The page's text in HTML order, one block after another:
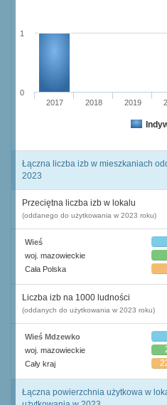
2017 2018 2019
0
1
Łączna liczba izb w mieszkaniach
2023
Przeciętna liczba izb w lokalu
(oddanego do użytkowania w 2023 roku)
Wieś
woj. mazowieckie
Cała Polska
Liczba izb na 1000 ludności
(oddanych do użytkowania w 2023 roku)
Wieś Mdzewko
woj. mazowieckie
Cały kraj
Łączna powierzchnia użytkowa w